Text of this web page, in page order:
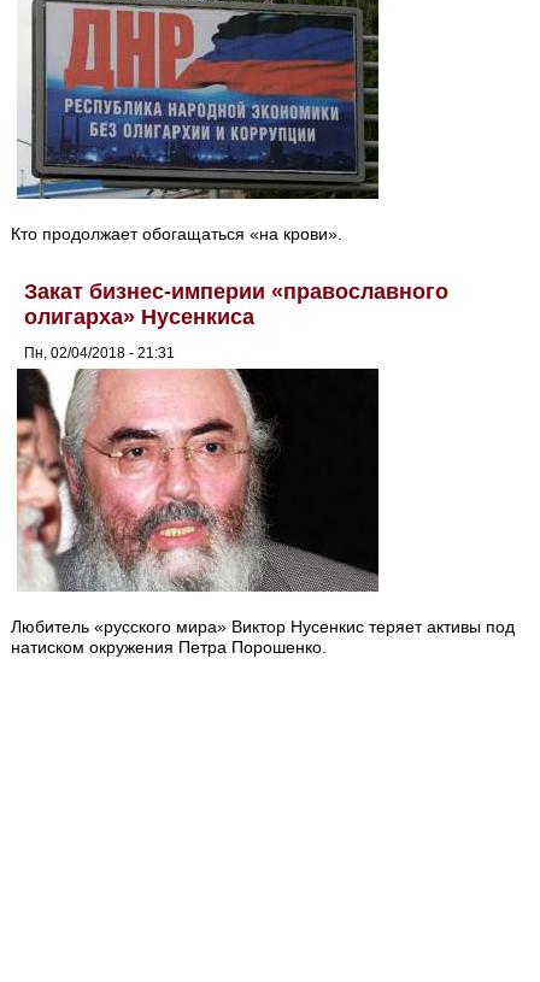
Кто продолжает обогащаться «на крови».
Закат бизнес-империи «православного
олигарха» Нусенкиса
Пн, 02/04/2018 - 21:31
Любитель «русского мира» Виктор Нусенкис теряет активы под
натиском окружения Петра Порошенко.